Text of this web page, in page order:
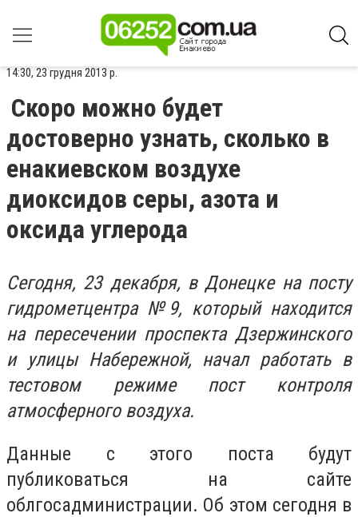
14:30, 23 грудня 2013 р.
Скоро можно будет
достоверно узнать, сколько в
енакиевском воздухе
диоксидов серы, азота и
оксида углерода
Сегодня, 23 декабря, в Донецке на посту
гидрометцентра №9, который находится
на пересечении проспекта Дзержинского
и улицы Набережной, начал работать в
тестовом режиме пост контроля
атмосферного воздуха.
Данные с этого поста будут
публиковаться на сайте
облгосадминистрации. Об этом сегодня в